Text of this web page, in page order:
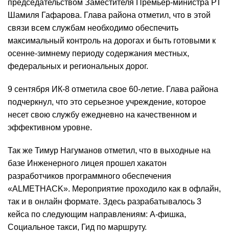
председательством Заместителя Премьер-министра РТ
Шамиля Гафарова. Глава района отметил, что в этой
связи всем службам необходимо обеспечить
максимальный контроль на дорогах и быть готовыми к
осенне-зимнему периоду содержания местных,
федеральных и региональных дорог.
9 сентября ИК-8 отметила свое 60-летие. Глава района
подчеркнул, что это серьезное учреждение, которое
несет свою службу ежедневно на качественном и
эффективном уровне.
Так же Тимур Нагуманов отметил, что в выходные на
базе Инженерного лицея прошел хакатон
разработчиков программного обеспечения
«ALMETHACK». Мероприятие проходило как в офлайн,
так и в онлайн формате. Здесь разрабатывалось 3
кейса по следующим направлениям: А-фишка,
Социальное такси, Гид по маршруту.